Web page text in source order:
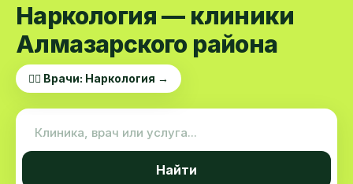
Наркология — клиники
Алмазарского района
👨‍⚕️ Врачи: Наркология →
Найти